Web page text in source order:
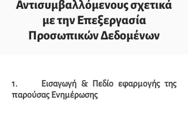
Αντισυμβαλλόμενους σχετικά
με την Επεξεργασία
Προσωπικών Δεδομένων
1. Εισαγωγή & Πεδίο εφαρμογής της
παρούσας Ενημέρωσης